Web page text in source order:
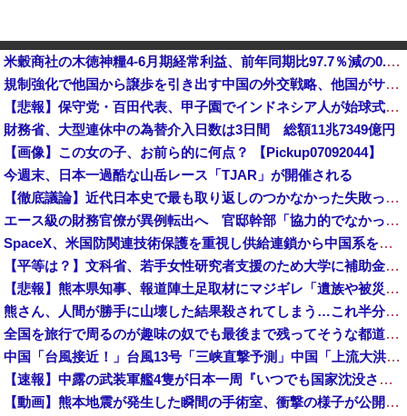
米穀商社の木徳神糧4-6月期経常利益、前年同期比97.7％減の0.7億円に減益
規制強化で他国から譲歩を引き出す中国の外交戦略、他国がサプライチェーン変更で対抗した結果……
【悲報】保守党・百田代表、甲子園でインドネシア人が始球式登場に怒り「甲子園を政治利用するな！」
財務省、大型連休中の為替介入日数は3日間 総額11兆7349億円
【画像】この女の子、お前ら的に何点？ 【Pickup07092044】
今週末、日本一過酷な山岳レース「TJAR」が開催される
【徹底議論】近代日本史で最も取り返しのつかなかった失敗って何？他
エース級の財務官僚が異例転出へ 官邸幹部「協力的でなかったから」 [8/6]
SpaceX、米国防関連技術保護を重視し供給連鎖から中国系を完全排除へ 供給業者に「中国籍人員をSpaceX向けの生産に関わらせないこと」「中国...
【平等は？】文科省、若手女性研究者支援のため大学に補助金交付（年間最大5000万円）「将来のリーダーとして活躍する（女性の）人材を輩出したい」
【悲報】熊本県知事、報道陣土足取材にマジギレ「遺族や被災者から強い不満でてる！」 → 記者「例えば？」 → 知事、怒り通り越して呆れてしまう …...
熊さん、人間が勝手に山壊した結果殺されてしまう…これ半分虐殺だろ
全国を旅行で周るのが趣味の奴でも最後まで残ってそうな都道府県
中国「台風接近！」台風13号「三峡直撃予測」中国「上流大洪水！（三峡上流」中国都市「8/5の映像（動画」三峡ダム「緊急放流（決壊危機」中国「下流...
【速報】中露の武装軍艦4隻が日本一周『いつでも国家沈没させられるぞ』
【動画】熊本地震が発生した瞬間の手術室、衝撃の様子が公開されて16万いいね プロすぎると称賛の声が集まる